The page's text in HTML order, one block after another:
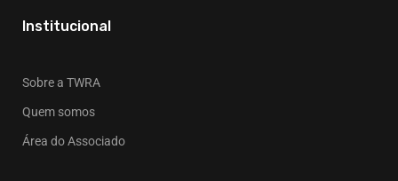
Institucional
Sobre a TWRA
Quem somos
Área do Associado